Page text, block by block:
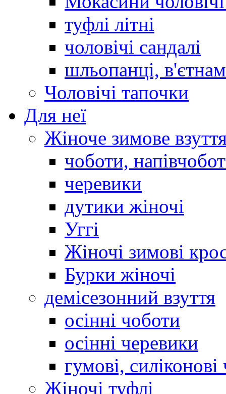
туфлі літні
чоловічі сандалі
шльопанці,
Чоловічі тапочки
Для неї
Жіноче зимове
чоботи,
черевики
дутики жіночі
Уггі
Жіночі зимові
Бурки жіночі
демісезонний взуття
осінні чоботи
осінні черевики
гумові,
Жіночі туфлі